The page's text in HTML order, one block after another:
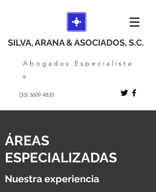
SILVA, ARANA & ASOCIADOS, S.C.
A b o g a d o s E s p e c i a l i s t a
s
(33) 3609 4835
ÁREAS
ESPECIALIZADAS
Nuestra experiencia